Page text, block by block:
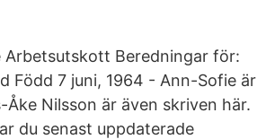
Arbetsutskott Beredningar för:
Född 7 juni, 1964 - Ann-Sofie är
Nilsson är även skriven här.
du senast uppdaterade